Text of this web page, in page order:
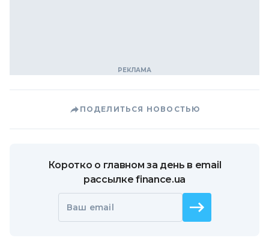
ПОДЕЛИТЬСЯ НОВОСТЬЮ
Коротко о главном за день в email
рассылке finance.ua
Ваш email